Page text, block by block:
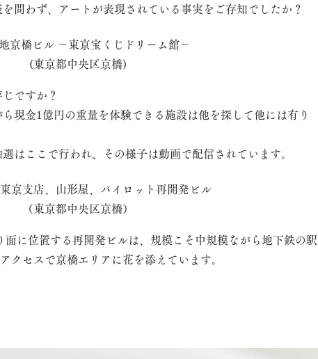
問わず、アートが表現されている事実をご存知でしたか？
京橋ビル －東京宝くじドリーム館－
(東京都中央区京橋)
ですか？
現金1億円の重量を体験できる施設は他を探して他には有り
はここで行われ、その様子は動画で配信されています。
京支店、山形屋、パイロット再開発ビル
（東京都中央区京橋）
面に位置する再開発ビルは、規模こそ中規模ながら地下鉄の駅
クセスで京橋エリアに花を添えています。